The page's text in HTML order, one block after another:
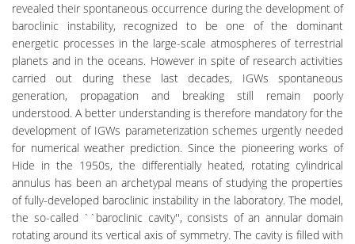
revealed their spontaneous occurrence during the development of
baroclinic instability, recognized to be one of the dominant
energetic processes in the large-scale atmospheres of terrestrial
planets and in the oceans. However in spite of research activities
carried out during these last decades, IGWs spontaneous
generation, propagation and breaking still remain poorly
understood. A better understanding is therefore mandatory for the
development of IGWs parameterization schemes urgently needed
for numerical weather prediction. Since the pioneering works of
Hide in the 1950s, the differentially heated, rotating cylindrical
annulus has been an archetypal means of studying the properties
of fully-developed baroclinic instability in the laboratory. The model,
the so-called ``baroclinic cavity'', consists of an annular domain
rotating around its vertical axis of symmetry. The cavity is filled with